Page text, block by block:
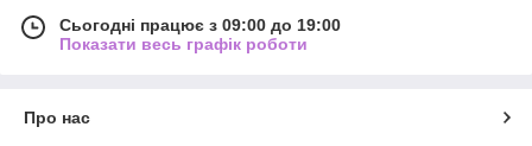
Сьогодні працює з 09:00 до 19:00
Показати весь графік роботи
Про нас